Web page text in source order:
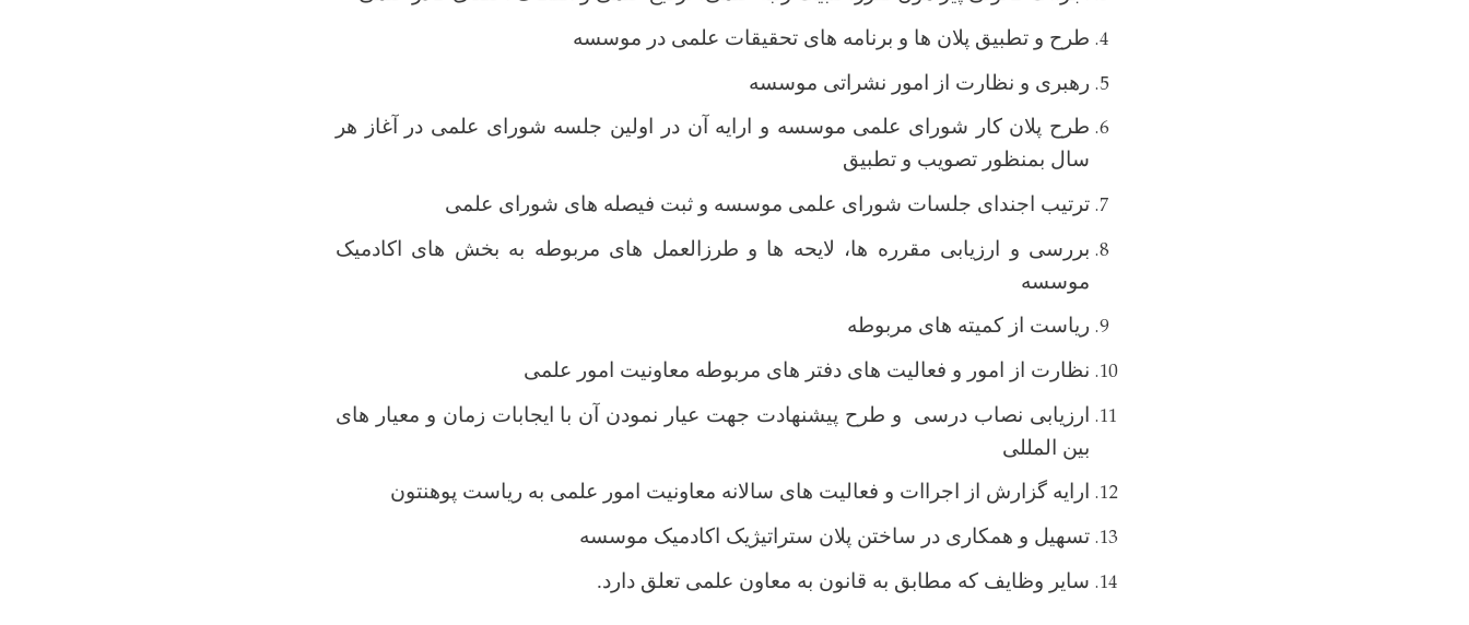
طرح و تطبیق پلان ها و برنامه های تحقیقات علمی در موسسه
رهبری و نظارت از امور نشراتی موسسه
طرح پلان کار شورای علمی موسسه و ارایه آن در اولین جلسه شورای علمی در آغاز هر
سال بمنظور تصویب و تطبیق
ترتیب اجندای جلسات شورای علمی موسسه و ثبت فیصله های شورای علمی
بررسی و ارزیابی مقرره ها، لایحه ها و طرزالعمل های مربوطه به بخش های اکادمیک
موسسه
ریاست از کمیته های مربوطه
نظارت از امور و فعالیت های دفتر های مربوطه معاونیت امور علمی
ارزیابی نصاب درسی و طرح پیشنهادت جهت عیار نمودن آن با ایجابات زمان و معیار های
بین المللی
ارایه گزارش از اجراات و فعالیت های سالانه معاونیت امور علمی به ریاست پوهنتون
تسهیل و همکاری در ساختن پلان ستراتیژیک اکادمیک موسسه
سایر وظایف که مطابق به قانون به معاون علمی تعلق دارد.